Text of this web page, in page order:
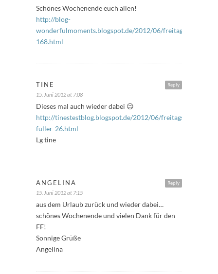
Schönes Wochenende euch allen!
http://blog-
wonderfulmoments.blogspot.de/2012/06/freitagsfuller-
168.html
Reply
TINE
15. Juni 2012 at 7:08
Dieses mal auch wieder dabei 😉
http://tinestestblog.blogspot.de/2012/06/freitags-
fuller-26.html
Lg tine
Reply
ANGELINA
15. Juni 2012 at 7:15
aus dem Urlaub zurück und wieder dabei…
schönes Wochenende und vielen Dank für den
FF!
Sonnige Grüße
Angelina